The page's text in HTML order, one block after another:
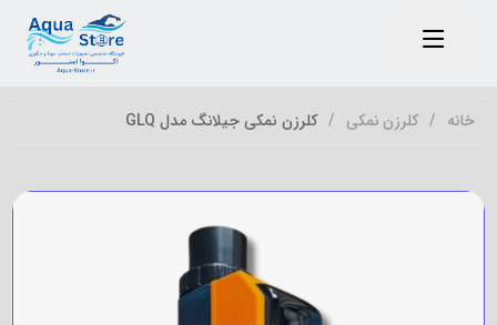
خانه کلرزن نمکی کلرزن نمکی جیلانگ مدل GLQ